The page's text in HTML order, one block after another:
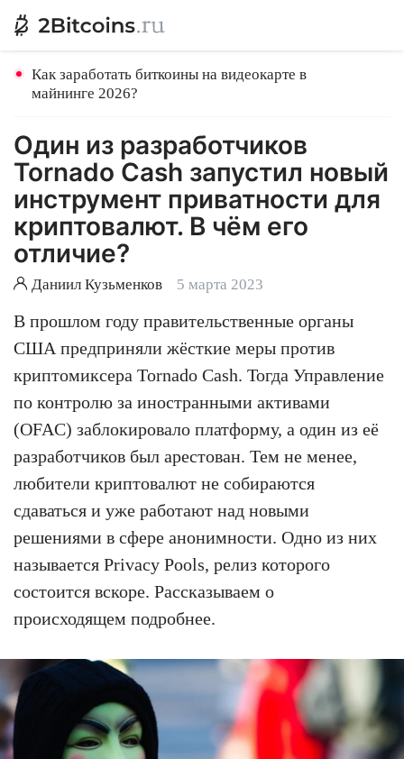
Как заработать биткоины на видеокарте в
майнинге 2026?
Один из разработчиков
Tornado Cash запустил новый
инструмент приватности для
криптовалют. В чём его
отличие?
Даниил Кузьменков 5 марта 2023
В прошлом году правительственные органы
США предприняли жёсткие меры против
криптомиксера Tornado Cash. Тогда Управление
по контролю за иностранными активами
(OFAC) заблокировало платформу, а один из её
разработчиков был арестован. Тем не менее,
любители криптовалют не собираются
сдаваться и уже работают над новыми
решениями в сфере анонимности. Одно из них
называется Privacy Pools, релиз которого
состоится вскоре. Рассказываем о
происходящем подробнее.